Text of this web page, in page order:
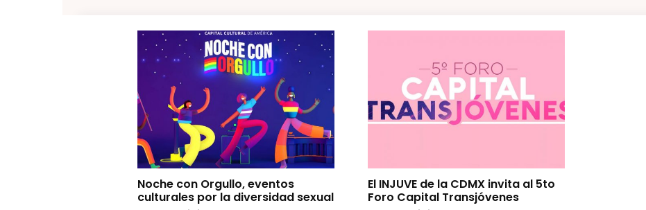
Noche con Orgullo, eventos
culturales por la diversidad sexual
El INJUVE de la CDMX invita al 5to
Foro Capital Transjóvenes